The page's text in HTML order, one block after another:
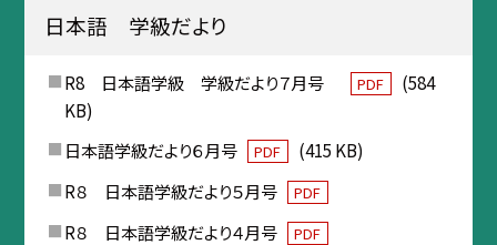
日本語 学級だより
R8 日本語学級 学級だより７月号 PDF
(584
KB)
日本語学級だより６月号
PDF
(415 KB)
R８ 日本語学級だより５月号
PDF
R８ 日本語学級だより４月号 PDF